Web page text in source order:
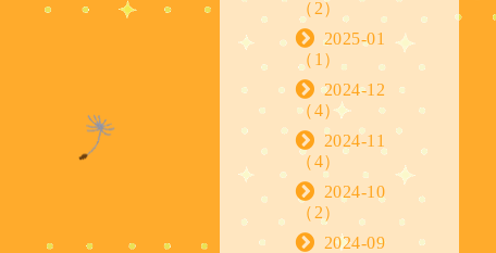
（2）
2025-01
（1）
2024-12
（4）
2024-11
（4）
2024-10
（2）
2024-09